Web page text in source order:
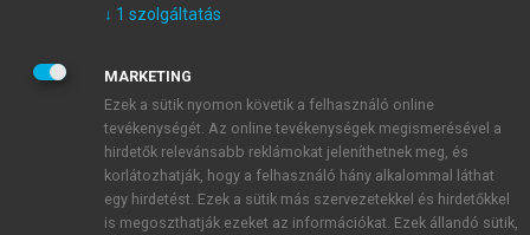
JELSZÓ
JELSZÓ ÚJRA
↓ 1 szolgáltatás
MARKETING
Ezek a sütik nyomon követik a felhasználó online
tevékenységét. Az online tevékenységek megismerésével a
hirdetők relevánsabb reklámokat jeleníthetnek meg, és
korlátozhatják, hogy a felhasználó hány alkalommal láthat
egy hirdetést. Ezek a sütik más szervezetekkel és hirdetőkkel
is megoszthatják ezeket az információkat. Ezek állandó sütik,